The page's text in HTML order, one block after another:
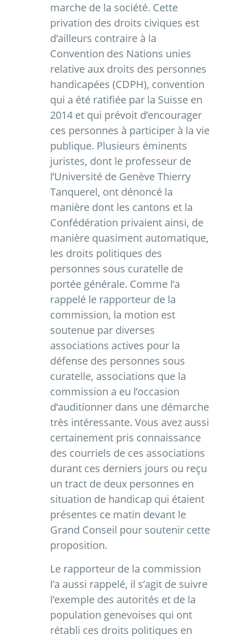
marche de la société. Cette
privation des droits civiques est
d’ailleurs contraire à la
Convention des Nations unies
relative aux droits des personnes
handicapées (CDPH), convention
qui a été ratifiée par la Suisse en
2014 et qui prévoit d’encourager
ces personnes à participer à la vie
publique. Plusieurs éminents
juristes, dont le professeur de
l’Université de Genève Thierry
Tanquerel, ont dénoncé la
manière dont les cantons et la
Confédération privaient ainsi, de
manière quasiment automatique,
les droits politiques des
personnes sous curatelle de
portée générale. Comme l’a
rappelé le rapporteur de la
commission, la motion est
soutenue par diverses
associations actives pour la
défense des personnes sous
curatelle, associations que la
commission a eu l’occasion
d’auditionner dans une démarche
très intéressante. Vous avez aussi
certainement pris connaissance
des courriels de ces associations
durant ces derniers jours ou reçu
un tract de deux personnes en
situation de handicap qui étaient
présentes ce matin devant le
Grand Conseil pour soutenir cette
proposition.
Le rapporteur de la commission
l’a aussi rappelé, il s’agit de suivre
l’exemple des autorités et de la
population genevoises qui ont
rétabli ces droits politiques en